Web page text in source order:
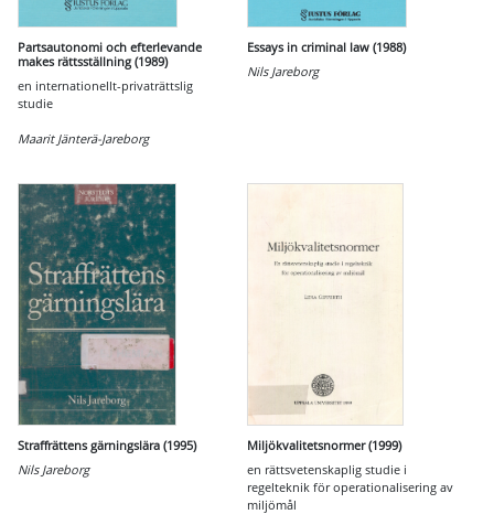
Partsautonomi och efterlevande
makes rättsställning (1989)
en internationellt-privaträttslig
studie
Maarit Jänterä-Jareborg
Essays in criminal law (1988)
Nils Jareborg
Straffrättens gärningslära (1995)
Nils Jareborg
Miljökvalitetsnormer (1999)
en rättsvetenskaplig studie i
regelteknik för operationalisering av
miljömål